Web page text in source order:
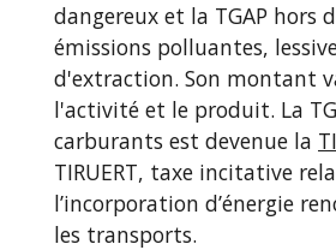
dangereux et la TGAP hors
émissions polluantes,
d'extraction. Son montant
l'activité et le produit. La
carburants est devenue la
TIRUERT, taxe incitative
l’incorporation d’énergie
les transports.